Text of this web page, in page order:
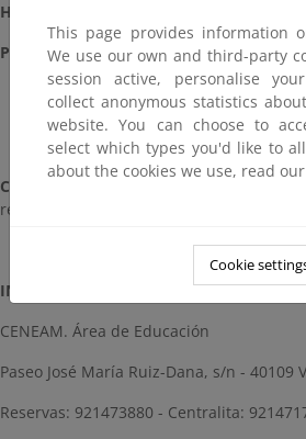
Horario de visitas a la exposición
Público en general:
De lunes a viernes de 10 a 17 h.
Sábados, domingos y festivos de
a 18:00 h.
Colegios y grupos organizados:
De
reserva de la visita.
INFORMACIÓN Y RESERVAS:
CENEAM. Área de Educación
Paseo José María Ruiz-Dana, s/n - 40109
Reservas: 921473880 - Centralita:
This page provides information
We use our own and third-party
session active, personalise
collect anonymous statistics
website. You can choose to
select which types you'd like to
about the cookies we use, read our
Cookie